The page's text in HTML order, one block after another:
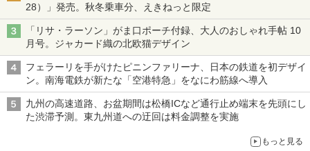
28）」発売。秋冬乗車分、えきねっと限定
「リサ・ラーソン」がま口ポーチ付録、大人のおしゃれ手帖 10
月号。ジャカード織の北欧猫デザイン
フェラーリを手がけたピニンファリーナ、日本の鉄道を初デザイ
ン。南海電鉄が新たな「空港特急」をなにわ筋線へ導入
九州の高速道路、お盆期間は松橋ICなど通行止め端末を先頭にし
た渋滞予測。東九州道への迂回は料金調整を実施
もっと見る